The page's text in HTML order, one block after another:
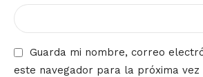
Guarda mi nombre, correo
este navegador para la próxima vez